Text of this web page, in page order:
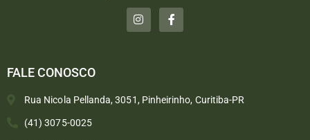
FALE CONOSCO
Rua Nicola Pellanda, 3051, Pinheirinho, Curitiba-PR
(41) 3075-0025